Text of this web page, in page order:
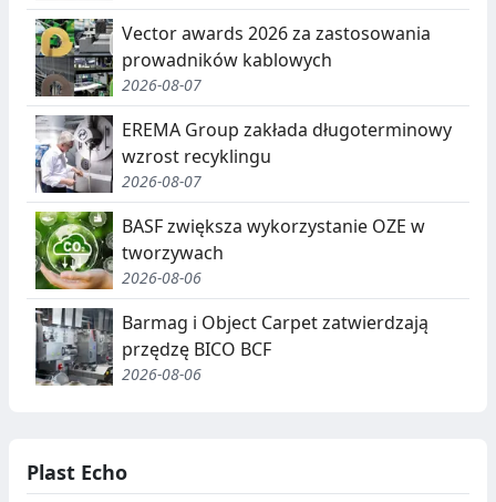
Vector awards 2026 za zastosowania
prowadników kablowych
2026-08-07
EREMA Group zakłada długoterminowy
wzrost recyklingu
2026-08-07
BASF zwiększa wykorzystanie OZE w
tworzywach
2026-08-06
Barmag i Object Carpet zatwierdzają
przędzę BICO BCF
2026-08-06
Plast Echo